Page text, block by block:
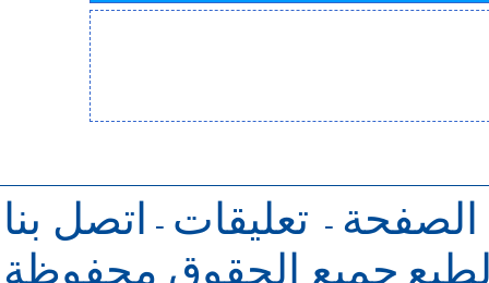
الصفحة - تعليقات -
اتصل بنا
جميع الحقوق محفوظة